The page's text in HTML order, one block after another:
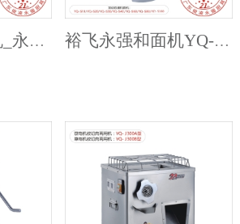
裕飞永强绞肉机_永强打肉机 裕飞永强和面机YQ-S20/30/50/60/90/130/